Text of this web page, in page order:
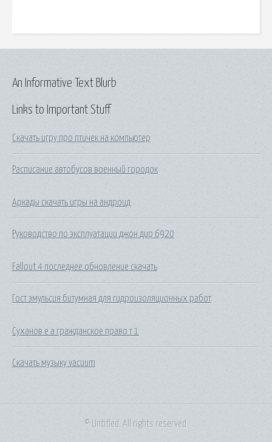
Links to Important Stuff
Скачать игру про птичек на компьютер
Расписание автобусов военный городок
Аркады скачать игры на андроид
Руководство по эксплуатации джон дир 6920
Fallout 4 последнее обновление скачать
Гост эмульсия битумная для гидроизоляционных работ
Суханов е а гражданское право т 1
Скачать музыку vacuum
An Informative Text Blurb
© Untitled. All rights reserved.